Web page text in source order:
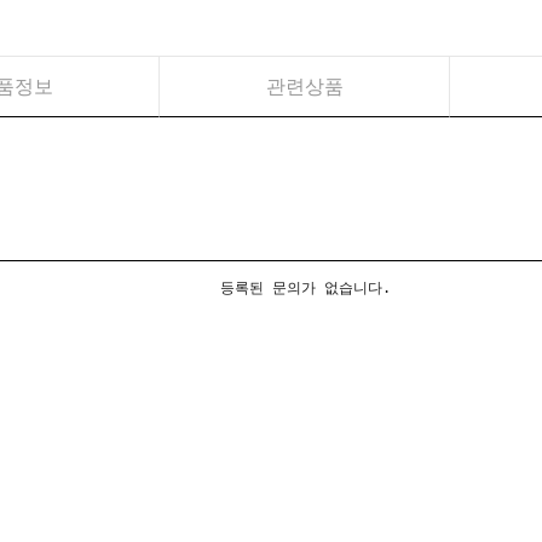
정보 관련상품
등록된 문의가 없습니다.